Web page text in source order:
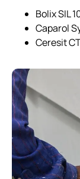
Bolix SIL
Caparol
Ceresit